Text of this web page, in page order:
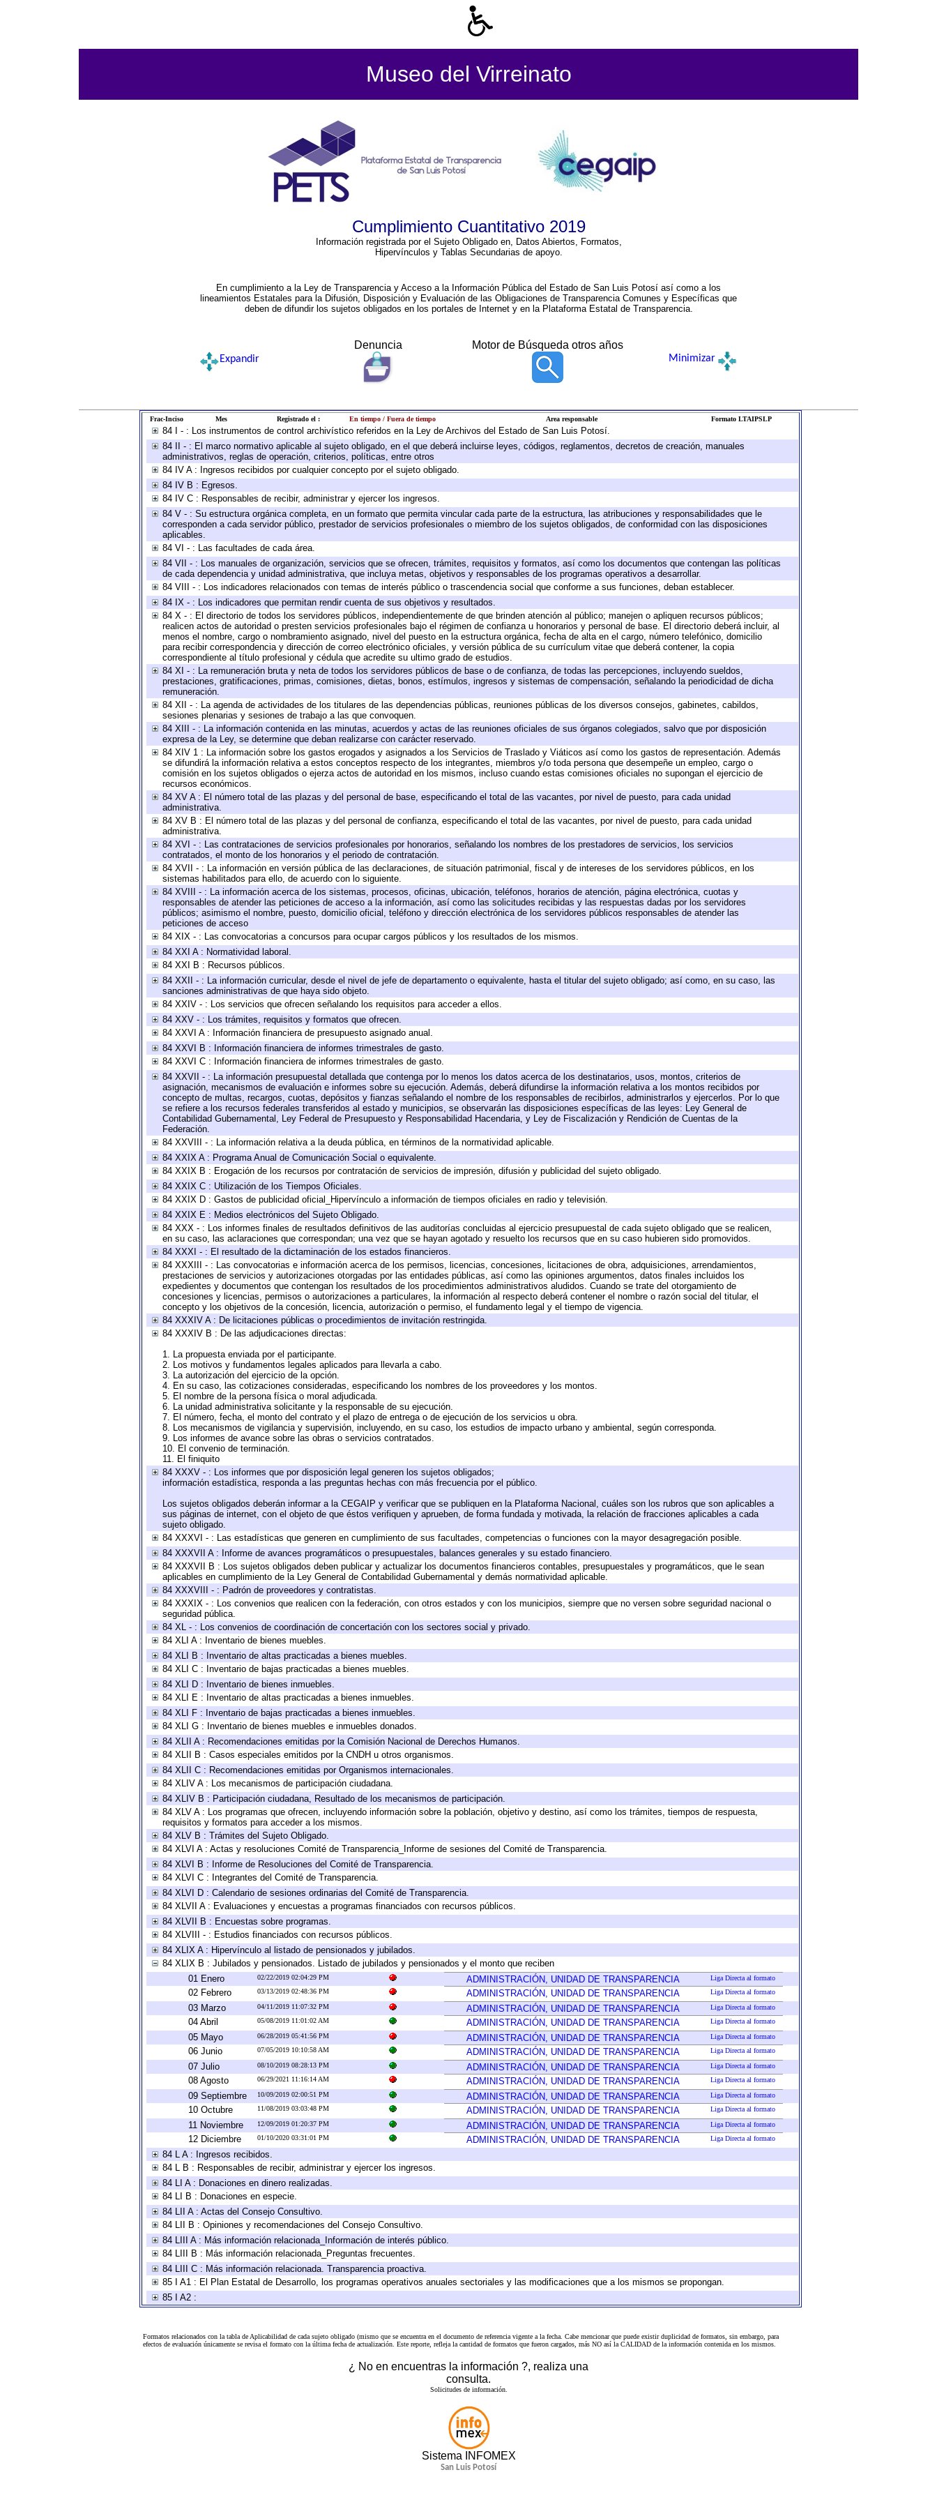
Museo del Virreinato
Cumplimiento Cuantitativo 2019
Información registrada por el Sujeto Obligado en, Datos Abiertos, Formatos,
Hipervínculos y Tablas Secundarias de apoyo.
En cumplimiento a la Ley de Transparencia y Acceso a la Información Pública del Estado de San Luis Potosí así como a los
lineamientos Estatales para la Difusión, Disposición y Evaluación de las Obligaciones de Transparencia Comunes y Específicas que
deben de difundir los sujetos obligados en los portales de Internet y en la Plataforma Estatal de Transparencia.
Denuncia Motor de Búsqueda otros años
Expandir Minimizar
Frac-Inciso Mes Registrado el : En tiempo / Fuera de tiempo Area responsable Formato LTAIPSLP
84 I - : Los instrumentos de control archivístico referidos en la Ley de Archivos del Estado de San Luis Potosí.
84 II - : El marco normativo aplicable al sujeto obligado, en el que deberá incluirse leyes, códigos, reglamentos, decretos de creación, manuales
administrativos, reglas de operación, criterios, políticas, entre otros
84 IV A : Ingresos recibidos por cualquier concepto por el sujeto obligado.
84 IV B : Egresos.
84 IV C : Responsables de recibir, administrar y ejercer los ingresos.
84 V - : Su estructura orgánica completa, en un formato que permita vincular cada parte de la estructura, las atribuciones y responsabilidades que le
corresponden a cada servidor público, prestador de servicios profesionales o miembro de los sujetos obligados, de conformidad con las disposiciones
aplicables.
84 VI - : Las facultades de cada área.
84 VII - : Los manuales de organización, servicios que se ofrecen, trámites, requisitos y formatos, así como los documentos que contengan las políticas
de cada dependencia y unidad administrativa, que incluya metas, objetivos y responsables de los programas operativos a desarrollar.
84 VIII - : Los indicadores relacionados con temas de interés público o trascendencia social que conforme a sus funciones, deban establecer.
84 IX - : Los indicadores que permitan rendir cuenta de sus objetivos y resultados.
84 X - : El directorio de todos los servidores públicos, independientemente de que brinden atención al público; manejen o apliquen recursos públicos;
realicen actos de autoridad o presten servicios profesionales bajo el régimen de confianza u honorarios y personal de base. El directorio deberá incluir, al
menos el nombre, cargo o nombramiento asignado, nivel del puesto en la estructura orgánica, fecha de alta en el cargo, número telefónico, domicilio
para recibir correspondencia y dirección de correo electrónico oficiales, y versión pública de su currículum vitae que deberá contener, la copia
correspondiente al título profesional y cédula que acredite su ultimo grado de estudios.
84 XI - : La remuneración bruta y neta de todos los servidores públicos de base o de confianza, de todas las percepciones, incluyendo sueldos,
prestaciones, gratificaciones, primas, comisiones, dietas, bonos, estímulos, ingresos y sistemas de compensación, señalando la periodicidad de dicha
remuneración.
84 XII - : La agenda de actividades de los titulares de las dependencias públicas, reuniones públicas de los diversos consejos, gabinetes, cabildos,
sesiones plenarias y sesiones de trabajo a las que convoquen.
84 XIII - : La información contenida en las minutas, acuerdos y actas de las reuniones oficiales de sus órganos colegiados, salvo que por disposición
expresa de la Ley, se determine que deban realizarse con carácter reservado.
84 XIV 1 : La información sobre los gastos erogados y asignados a los Servicios de Traslado y Viáticos así como los gastos de representación. Además
se difundirá la información relativa a estos conceptos respecto de los integrantes, miembros y/o toda persona que desempeñe un empleo, cargo o
comisión en los sujetos obligados o ejerza actos de autoridad en los mismos, incluso cuando estas comisiones oficiales no supongan el ejercicio de
recursos económicos.
84 XV A : El número total de las plazas y del personal de base, especificando el total de las vacantes, por nivel de puesto, para cada unidad
administrativa.
84 XV B : El número total de las plazas y del personal de confianza, especificando el total de las vacantes, por nivel de puesto, para cada unidad
administrativa.
84 XVI - : Las contrataciones de servicios profesionales por honorarios, señalando los nombres de los prestadores de servicios, los servicios
contratados, el monto de los honorarios y el periodo de contratación.
84 XVII - : La información en versión pública de las declaraciones, de situación patrimonial, fiscal y de intereses de los servidores públicos, en los
sistemas habilitados para ello, de acuerdo con lo siguiente.
84 XVIII - : La información acerca de los sistemas, procesos, oficinas, ubicación, teléfonos, horarios de atención, página electrónica, cuotas y
responsables de atender las peticiones de acceso a la información, así como las solicitudes recibidas y las respuestas dadas por los servidores
públicos; asimismo el nombre, puesto, domicilio oficial, teléfono y dirección electrónica de los servidores públicos responsables de atender las
peticiones de acceso
84 XIX - : Las convocatorias a concursos para ocupar cargos públicos y los resultados de los mismos.
84 XXI A : Normatividad laboral.
84 XXI B : Recursos públicos.
84 XXII - : La información curricular, desde el nivel de jefe de departamento o equivalente, hasta el titular del sujeto obligado; así como, en su caso, las
sanciones administrativas de que haya sido objeto.
84 XXIV - : Los servicios que ofrecen señalando los requisitos para acceder a ellos.
84 XXV - : Los trámites, requisitos y formatos que ofrecen.
84 XXVI A : Información financiera de presupuesto asignado anual.
84 XXVI B : Información financiera de informes trimestrales de gasto.
84 XXVI C : Información financiera de informes trimestrales de gasto.
84 XXVII - : La información presupuestal detallada que contenga por lo menos los datos acerca de los destinatarios, usos, montos, criterios de
asignación, mecanismos de evaluación e informes sobre su ejecución. Además, deberá difundirse la información relativa a los montos recibidos por
concepto de multas, recargos, cuotas, depósitos y fianzas señalando el nombre de los responsables de recibirlos, administrarlos y ejercerlos. Por lo que
se refiere a los recursos federales transferidos al estado y municipios, se observarán las disposiciones específicas de las leyes: Ley General de
Contabilidad Gubernamental, Ley Federal de Presupuesto y Responsabilidad Hacendaria, y Ley de Fiscalización y Rendición de Cuentas de la
Federación.
84 XXVIII - : La información relativa a la deuda pública, en términos de la normatividad aplicable.
84 XXIX A : Programa Anual de Comunicación Social o equivalente.
84 XXIX B : Erogación de los recursos por contratación de servicios de impresión, difusión y publicidad del sujeto obligado.
84 XXIX C : Utilización de los Tiempos Oficiales.
84 XXIX D : Gastos de publicidad oficial_Hipervínculo a información de tiempos oficiales en radio y televisión.
84 XXIX E : Medios electrónicos del Sujeto Obligado.
84 XXX - : Los informes finales de resultados definitivos de las auditorías concluidas al ejercicio presupuestal de cada sujeto obligado que se realicen,
en su caso, las aclaraciones que correspondan; una vez que se hayan agotado y resuelto los recursos que en su caso hubieren sido promovidos.
84 XXXI - : El resultado de la dictaminación de los estados financieros.
84 XXXIII - : Las convocatorias e información acerca de los permisos, licencias, concesiones, licitaciones de obra, adquisiciones, arrendamientos,
prestaciones de servicios y autorizaciones otorgadas por las entidades públicas, así como las opiniones argumentos, datos finales incluidos los
expedientes y documentos que contengan los resultados de los procedimientos administrativos aludidos. Cuando se trate del otorgamiento de
concesiones y licencias, permisos o autorizaciones a particulares, la información al respecto deberá contener el nombre o razón social del titular, el
concepto y los objetivos de la concesión, licencia, autorización o permiso, el fundamento legal y el tiempo de vigencia.
84 XXXIV A : De licitaciones públicas o procedimientos de invitación restringida.
84 XXXIV B : De las adjudicaciones directas:
1. La propuesta enviada por el participante.
2. Los motivos y fundamentos legales aplicados para llevarla a cabo.
3. La autorización del ejercicio de la opción.
4. En su caso, las cotizaciones consideradas, especificando los nombres de los proveedores y los montos.
5. El nombre de la persona física o moral adjudicada.
6. La unidad administrativa solicitante y la responsable de su ejecución.
7. El número, fecha, el monto del contrato y el plazo de entrega o de ejecución de los servicios u obra.
8. Los mecanismos de vigilancia y supervisión, incluyendo, en su caso, los estudios de impacto urbano y ambiental, según corresponda.
9. Los informes de avance sobre las obras o servicios contratados.
10. El convenio de terminación.
11. El finiquito
84 XXXV - : Los informes que por disposición legal generen los sujetos obligados;
información estadística, responda a las preguntas hechas con más frecuencia por el público.
Los sujetos obligados deberán informar a la CEGAIP y verificar que se publiquen en la Plataforma Nacional, cuáles son los rubros que son aplicables a
sus páginas de internet, con el objeto de que éstos verifiquen y aprueben, de forma fundada y motivada, la relación de fracciones aplicables a cada
sujeto obligado.
84 XXXVI - : Las estadísticas que generen en cumplimiento de sus facultades, competencias o funciones con la mayor desagregación posible.
84 XXXVII A : Informe de avances programáticos o presupuestales, balances generales y su estado financiero.
84 XXXVII B : Los sujetos obligados deben publicar y actualizar los documentos financieros contables, presupuestales y programáticos, que le sean
aplicables en cumplimiento de la Ley General de Contabilidad Gubernamental y demás normatividad aplicable.
84 XXXVIII - : Padrón de proveedores y contratistas.
84 XXXIX - : Los convenios que realicen con la federación, con otros estados y con los municipios, siempre que no versen sobre seguridad nacional o
seguridad pública.
84 XL - : Los convenios de coordinación de concertación con los sectores social y privado.
84 XLI A : Inventario de bienes muebles.
84 XLI B : Inventario de altas practicadas a bienes muebles.
84 XLI C : Inventario de bajas practicadas a bienes muebles.
84 XLI D : Inventario de bienes inmuebles.
84 XLI E : Inventario de altas practicadas a bienes inmuebles.
84 XLI F : Inventario de bajas practicadas a bienes inmuebles.
84 XLI G : Inventario de bienes muebles e inmuebles donados.
84 XLII A : Recomendaciones emitidas por la Comisión Nacional de Derechos Humanos.
84 XLII B : Casos especiales emitidos por la CNDH u otros organismos.
84 XLII C : Recomendaciones emitidas por Organismos internacionales.
84 XLIV A : Los mecanismos de participación ciudadana.
84 XLIV B : Participación ciudadana, Resultado de los mecanismos de participación.
84 XLV A : Los programas que ofrecen, incluyendo información sobre la población, objetivo y destino, así como los trámites, tiempos de respuesta,
requisitos y formatos para acceder a los mismos.
84 XLV B : Trámites del Sujeto Obligado.
84 XLVI A : Actas y resoluciones Comité de Transparencia_Informe de sesiones del Comité de Transparencia.
84 XLVI B : Informe de Resoluciones del Comité de Transparencia.
84 XLVI C : Integrantes del Comité de Transparencia.
84 XLVI D : Calendario de sesiones ordinarias del Comité de Transparencia.
84 XLVII A : Evaluaciones y encuestas a programas financiados con recursos públicos.
84 XLVII B : Encuestas sobre programas.
84 XLVIII - : Estudios financiados con recursos públicos.
84 XLIX A : Hipervínculo al listado de pensionados y jubilados.
84 XLIX B : Jubilados y pensionados. Listado de jubilados y pensionados y el monto que reciben
01 Enero
02/22/2019 02:04:29 PM ADMINISTRACIÓN, UNIDAD DE TRANSPARENCIA Liga Directa al formato
02 Febrero 03/13/2019 02:48:36 PM ADMINISTRACIÓN, UNIDAD DE TRANSPARENCIA Liga Directa al formato
03 Marzo 04/11/2019 11:07:32 PM ADMINISTRACIÓN, UNIDAD DE TRANSPARENCIA Liga Directa al formato
04 Abril 05/08/2019 11:01:02 AM ADMINISTRACIÓN, UNIDAD DE TRANSPARENCIA Liga Directa al formato
05 Mayo 06/28/2019 05:41:56 PM ADMINISTRACIÓN, UNIDAD DE TRANSPARENCIA Liga Directa al formato
06 Junio 07/05/2019 10:10:58 AM ADMINISTRACIÓN, UNIDAD DE TRANSPARENCIA Liga Directa al formato
07 Julio 08/10/2019 08:28:13 PM ADMINISTRACIÓN, UNIDAD DE TRANSPARENCIA Liga Directa al formato
08 Agosto 06/29/2021 11:16:14 AM ADMINISTRACIÓN, UNIDAD DE TRANSPARENCIA Liga Directa al formato
09 Septiembre 10/09/2019 02:00:51 PM ADMINISTRACIÓN, UNIDAD DE TRANSPARENCIA Liga Directa al formato
10 Octubre 11/08/2019 03:03:48 PM ADMINISTRACIÓN, UNIDAD DE TRANSPARENCIA Liga Directa al formato
11 Noviembre 12/09/2019 01:20:37 PM ADMINISTRACIÓN, UNIDAD DE TRANSPARENCIA Liga Directa al formato
12 Diciembre 01/10/2020 03:31:01 PM ADMINISTRACIÓN, UNIDAD DE TRANSPARENCIA Liga Directa al formato
84 L A : Ingresos recibidos.
84 L B : Responsables de recibir, administrar y ejercer los ingresos.
84 LI A : Donaciones en dinero realizadas.
84 LI B : Donaciones en especie.
84 LII A : Actas del Consejo Consultivo.
84 LII B : Opiniones y recomendaciones del Consejo Consultivo.
84 LIII A : Más información relacionada_Información de interés público.
84 LIII B : Más información relacionada_Preguntas frecuentes.
84 LIII C : Más información relacionada. Transparencia proactiva.
85 I A1 : El Plan Estatal de Desarrollo, los programas operativos anuales sectoriales y las modificaciones que a los mismos se propongan.
85 I A2 :
Formatos relacionados con la tabla de Aplicabilidad de cada sujeto obligado (mismo que se encuentra en el documento de referenciavigente a la fecha. Cabe mencionar que puede existir duplicidad de formatos, sin embargo, para
efectos de evaluación únicamente se revisa el formato con la última fecha de actualización. Este reporte, refleja la cantidad de formatos que fueron cargados, más NO así la CALIDAD de la información contenida en los mismos.
¿ No en encuentras la información ?, realiza una
consulta.
Solicitudes de información.
Sistema INFOMEX
San Luis Potosí